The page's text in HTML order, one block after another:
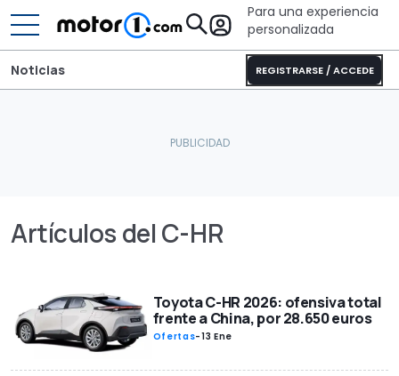
Para una experiencia
personalizada
REGISTRARSE / ACCEDE
Noticias
Artículos del C-HR
Toyota C-HR 2026: ofensiva total
frente a China, por 28.650 euros
Ofertas-13 Ene